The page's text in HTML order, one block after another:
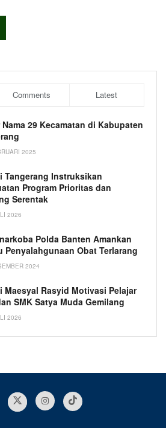
Comments Latest
Nama 29 Kecamatan di Kabupaten
2025
Tangerang Instruksikan
Program Prioritas dan
Serentak
2026
Polda Banten Amankan
Penyalahgunaan Obat Terlarang
2024
Maesyal Rasyid Motivasi Pelajar
SMK Satya Muda Gemilang
2026